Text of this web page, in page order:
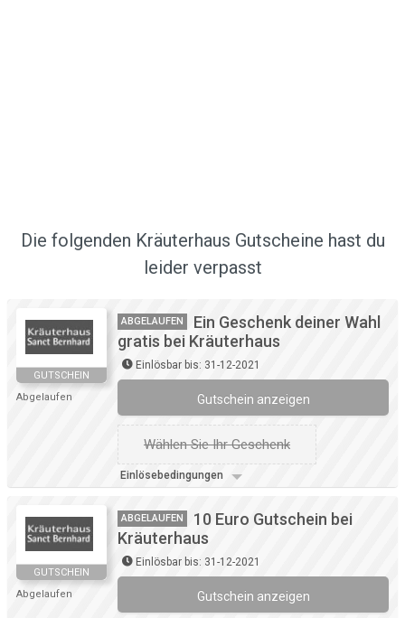
Die folgenden Kräuterhaus Gutscheine hast du
leider verpasst
GUTSCHEIN
Abgelaufen
ABGELAUFEN
Ein Geschenk deiner Wahl
gratis bei Kräuterhaus
Einlösbar bis: 31-12-2021
Gutschein anzeigen
Wählen Sie Ihr Geschenk
Einlösebedingungen
GUTSCHEIN
Abgelaufen
ABGELAUFEN
10 Euro Gutschein bei
Kräuterhaus
Einlösbar bis: 31-12-2021
Gutschein anzeigen